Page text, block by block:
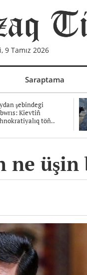
9 Tamız 2026
Saraptama
şebindegi
Kievtiñ
töñ..
ne üşin